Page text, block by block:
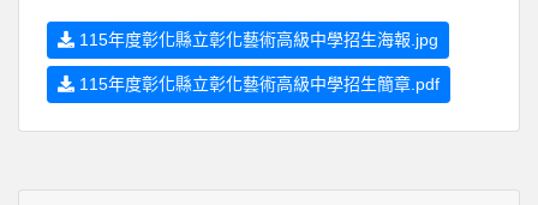
115年度彰化縣立彰化藝術高級中學招生海報.jpg
115年度彰化縣立彰化藝術高級中學招生簡章.pdf